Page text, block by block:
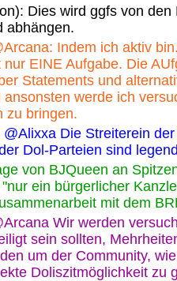
Dies wird ggfs von
abhängen.
Indem ich aktiv
EINE Aufgabe. Die
Statements und
werde ich
zu bringen.
@Alixxa Die Streiterein
Dol-Parteien sind
von BJQueen an
ein bürgerlicher
mit dem
Wir werden
sein sollten,
um der Community,
Doliszitmöglichkeit zu